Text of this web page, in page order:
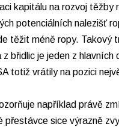
kapitálu na rozvoj těžby
potenciálních nalezišť
těžit méně ropy. Takový
břidlic je jeden z hlavních
totiž vrátily na pozici
například právě
sice výrazně